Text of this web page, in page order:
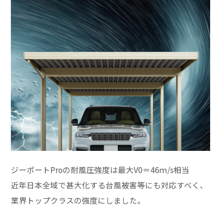
ジーポートProの耐風圧強度は最大V0＝46ｍ/s相当
近年日本全域で甚大化する台風被害等にも対応すべく、
業界トップクラスの強度にしました。